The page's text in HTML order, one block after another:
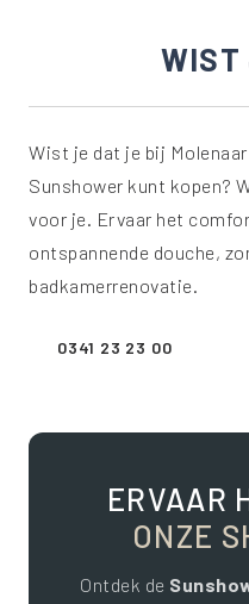
WIST
Wist je dat je bij
Sunshower kunt kopen?
voor je. Ervaar het
ontspannende douche,
badkamerrenovatie.
0341 23 23 00
ERVAAR
ONZE
Ontdek de